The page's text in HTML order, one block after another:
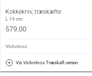
Kokkekniv, træskæfte
L 19 cm
579,00
Victorinox
Vis Victorinox Træskaft serien